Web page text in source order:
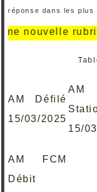
réponse dans les plus
rubrique
AM Défilé
15/03/2025
AM
15/
AM FCM
Débit